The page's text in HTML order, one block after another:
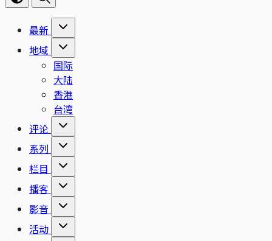
最新
地域
国际
大陆
香港
台湾
评论
系列
栏目
播客
影音
活动